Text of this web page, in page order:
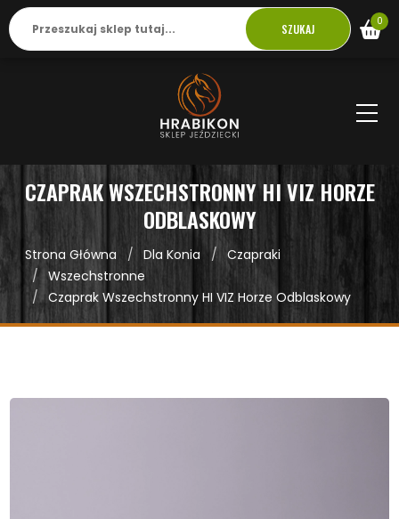
SZUKAJ 0
CZAPRAK WSZECHSTRONNY HI VIZ HORZE
ODBLASKOWY
Strona Główna Dla Konia
Czapraki
Wszechstronne
Czaprak Wszechstronny HI VIZ Horze Odblaskowy